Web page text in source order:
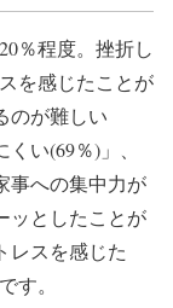
％程度。挫折し
を感じたことが
のが難しい
い(69％)」、
事への集中力が
ッとしたことが
レスを感じた
す。